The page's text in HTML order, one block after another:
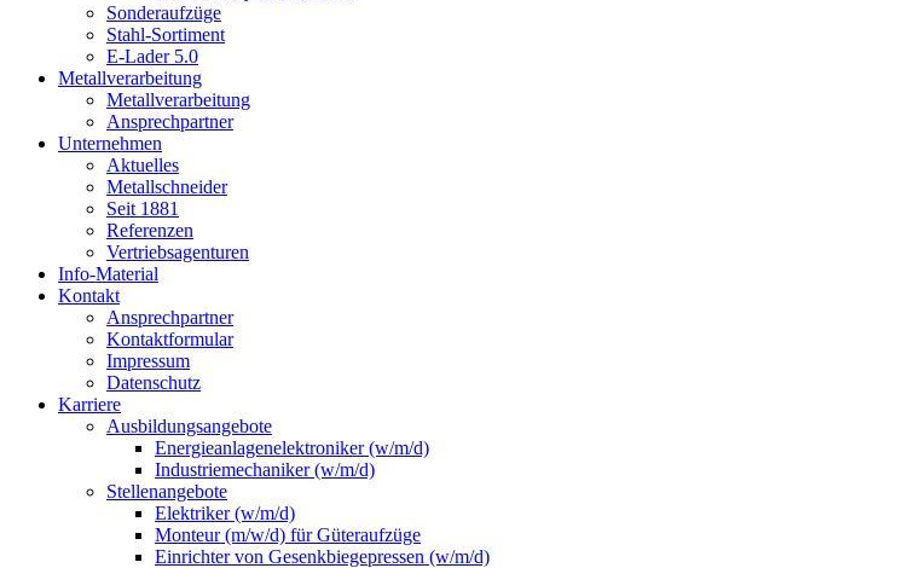
Sonderaufzüge
Stahl-Sortiment
E-Lader 5.0
Metallverarbeitung
Metallverarbeitung
Ansprechpartner
Unternehmen
Aktuelles
Metallschneider
Seit 1881
Referenzen
Vertriebsagenturen
Info-Material
Kontakt
Ansprechpartner
Kontaktformular
Impressum
Datenschutz
Karriere
Ausbildungsangebote
Energieanlagenelektroniker (w/m/d)
Industriemechaniker (w/m/d)
Stellenangebote
Elektriker (w/m/d)
Monteur (m/w/d) für Güteraufzüge
Einrichter von Gesenkbiegepressen (w/m/d)